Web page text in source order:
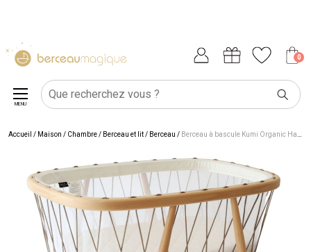
0
MENU
Accueil / Maison / Chambre/ Berceau et lit/ Berceau / Berceau à bascule Kumi Organic Hazelnut